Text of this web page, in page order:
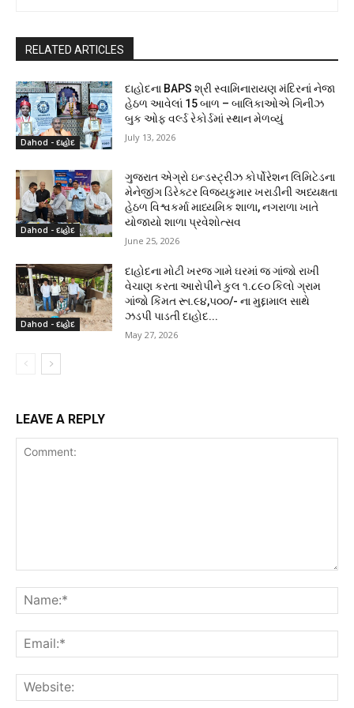
RELATED ARTICLES
Dahod - દાહોદ
દાહોદના BAPS શ્રી સ્વામિનારાયણ મંદિરનાં નેજા
હેઠળ આવેલાં 15 બાળ – બાલિકાઓએ ગિનીઝ
બુક ઓફ વર્લ્ડ રેકોર્ડમાં સ્થાન મેળવ્યું
July 13, 2026
Dahod - દાહોદ
ગુજરાત એગ્રો ઇન્ડસ્ટ્રીઝ કોર્પોરેશન લિમિટેડના
મેનેજીંગ ડિરેક્ટર વિજયકુમાર ખરાડીની અધ્યક્ષતા
હેઠળ વિશ્વકર્મા માધ્યમિક શાળા, નગરાળા ખાતે
યોજાયો શાળા પ્રવેશોત્સવ
June 25, 2026
Dahod - દાહોદ
દાહોદના મોટી ખરજ ગામે ઘરમાં જ ગાંજો રાખી
વેચાણ કરતા આરોપીને કુલ ૧.૮૯૦ કિલો ગ્રામ
ગાંજો કિંમત રૂા.૯૪,૫૦૦/- ના મુદ્દામાલ સાથે
ઝડપી પાડતી દાહોદ...
May 27, 2026
LEAVE A REPLY